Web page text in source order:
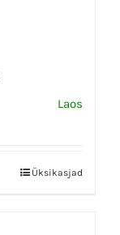
Laos
Üksikasjad